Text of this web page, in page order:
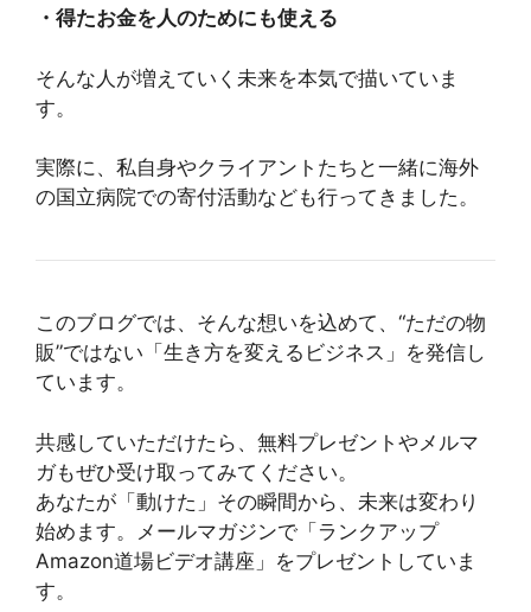
・得たお金を人のためにも使える
そんな人が増えていく未来を本気で描いていま
す。
実際に、私自身やクライアントたちと一緒に海外
の国立病院での寄付活動なども行ってきました。
このブログでは、そんな想いを込めて、“ただの物
販”ではない「生き方を変えるビジネス」を発信し
ています。
共感していただけたら、無料プレゼントやメルマ
ガもぜひ受け取ってみてください。
あなたが「動けた」その瞬間から、未来は変わり
始めます。メールマガジンで「ランクアップ
Amazon道場ビデオ講座」をプレゼントしていま
す。